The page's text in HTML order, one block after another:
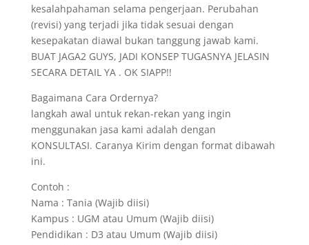
kesalahpahaman selama pengerjaan. Perubahan
(revisi) yang terjadi jika tidak sesuai dengan
kesepakatan diawal bukan tanggung jawab kami.
BUAT JAGA2 GUYS, JADI KONSEP TUGASNYA JELASIN
SECARA DETAIL YA . OK SIAPP!!
Bagaimana Cara Ordernya?
langkah awal untuk rekan-rekan yang ingin
menggunakan jasa kami adalah dengan
KONSULTASI. Caranya Kirim dengan format dibawah
ini.
Contoh :
Nama : Tania (Wajib diisi)
Kampus : UGM atau Umum (Wajib diisi)
Pendidikan : D3 atau Umum (Wajib diisi)